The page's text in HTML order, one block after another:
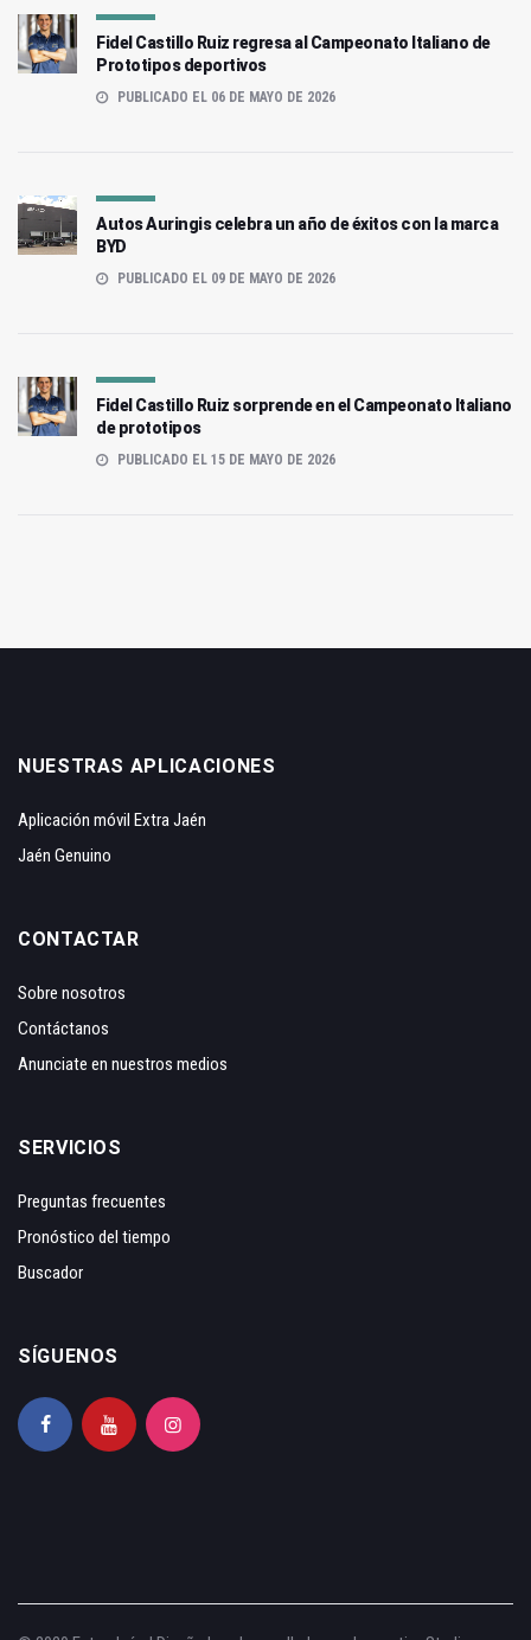
Fidel Castillo Ruiz regresa al Campeonato Italiano de
Prototipos deportivos
PUBLICADO EL 06 DE MAYO DE 2026
Autos Auringis celebra un año de éxitos con la marca
BYD
PUBLICADO EL 09 DE MAYO DE 2026
Fidel Castillo Ruiz sorprende en el Campeonato Italiano
de prototipos
PUBLICADO EL 15 DE MAYO DE 2026
NUESTRAS APLICACIONES
Aplicación móvil Extra Jaén
Jaén Genuino
CONTACTAR
Sobre nosotros
Contáctanos
Anunciate en nuestros medios
SERVICIOS
Preguntas frecuentes
Pronóstico del tiempo
Buscador
SÍGUENOS